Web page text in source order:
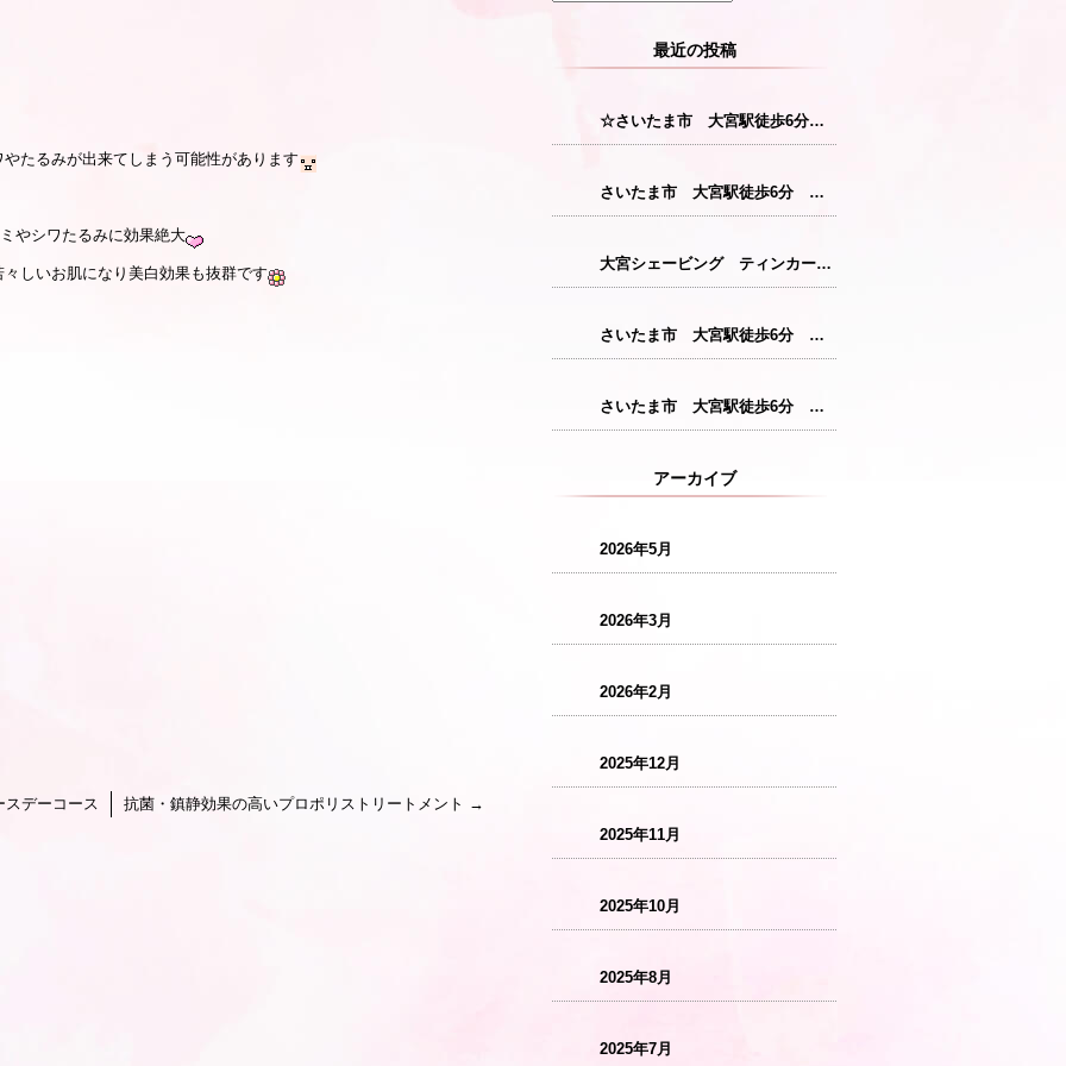
たるみが出来てしまう可能性があります
やシワたるみに効果絶大
しいお肌になり美白効果も抜群です
デーコース 抗菌・鎮静効果の高いプロポリストリートメント →
最近の投稿
☆さいたま市 大宮駅徒歩6分 レディースシェービング☆
さいたま市 大宮駅徒歩6分 レディースシェービング『産毛をなくすことで花粉症対策につながります！』
大宮シェービング ティンカーベル『クレンジング』
さいたま市 大宮駅徒歩6分 レディースシェービング『仕上がりが格別のシェービングコース』
さいたま市 大宮駅徒歩6分 レディースシェービング『敏感肌の方にも安心パック』
アーカイブ
2026年5月
2026年3月
2026年2月
2025年12月
2025年11月
2025年10月
2025年8月
2025年7月